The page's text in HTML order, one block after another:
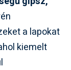
a lapokat
kiemelt